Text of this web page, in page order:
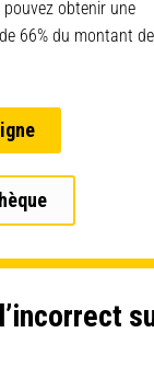
obtenir une
66% du montant de